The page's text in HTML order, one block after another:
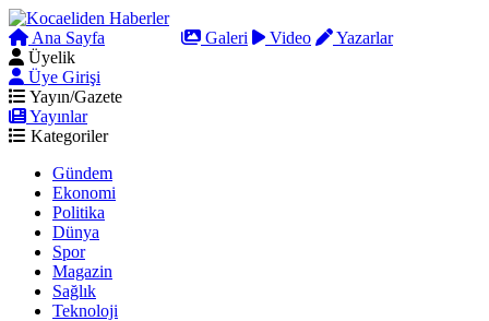
Ana Sayfa Galeri Video
Yazarlar
Üyelik
Üye Girişi
Yayın/Gazete
Yayınlar
Kategoriler
Gündem
Ekonomi
Politika
Dünya
Spor
Magazin
Sağlık
Teknoloji